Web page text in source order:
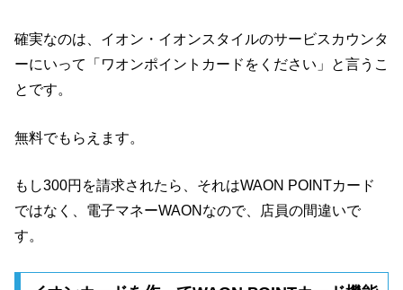
確実なのは、イオン・イオンスタイルのサービスカウンタ
ーにいって「ワオンポイントカードをください」と言うこ
とです。
無料でもらえます。
もし300円を請求されたら、それはWAON POINTカード
ではなく、電子マネーWAONなので、店員の間違いで
す。